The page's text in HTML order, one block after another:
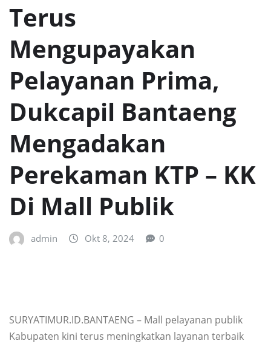
Terus
Mengupayakan
Pelayanan Prima,
Dukcapil Bantaeng
Mengadakan
Perekaman KTP – KK
Di Mall Publik
admin Okt 8, 2024 0
SURYATIMUR.ID.BANTAENG – Mall pelayanan publik
Kabupaten kini terus meningkatkan layanan terbaik